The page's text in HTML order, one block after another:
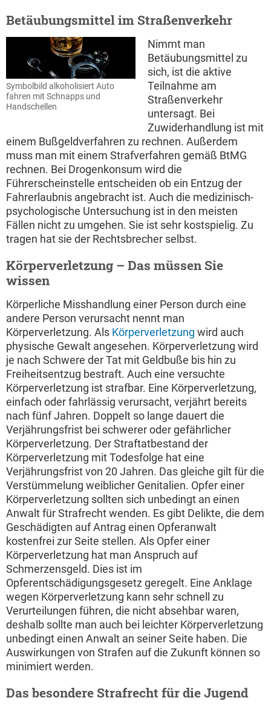
Betäubungsmittel im Straßenverkehr
Symbolbild alkoholisiert Auto
fahren mit Schnapps und
Handschellen
Nimmt man
Betäubungsmittel zu
sich, ist die aktive
Teilnahme am
Straßenverkehr
untersagt. Bei
Zuwiderhandlung ist mit
einem Bußgeldverfahren zu rechnen. Außerdem
muss man mit einem Strafverfahren gemäß BtMG
rechnen. Bei Drogenkonsum wird die
Führerscheinstelle entscheiden ob ein Entzug der
Fahrerlaubnis angebracht ist. Auch die medizinisch-
psychologische Untersuchung ist in den meisten
Fällen nicht zu umgehen. Sie ist sehr kostspielig. Zu
tragen hat sie der Rechtsbrecher selbst.
Körperverletzung – Das müssen Sie
wissen
Körperliche Misshandlung einer Person durch eine
andere Person verursacht nennt man
Körperverletzung. Als Körperverletzung wird auch
physische Gewalt angesehen. Körperverletzung wird
je nach Schwere der Tat mit Geldbuße bis hin zu
Freiheitsentzug bestraft. Auch eine versuchte
Körperverletzung ist strafbar. Eine Körperverletzung,
einfach oder fahrlässig verursacht, verjährt bereits
nach fünf Jahren. Doppelt so lange dauert die
Verjährungsfrist bei schwerer oder gefährlicher
Körperverletzung. Der Straftatbestand der
Körperverletzung mit Todesfolge hat eine
Verjährungsfrist von 20 Jahren. Das gleiche gilt für die
Verstümmelung weiblicher Genitalien. Opfer einer
Körperverletzung sollten sich unbedingt an einen
Anwalt für Strafrecht wenden. Es gibt Delikte, die dem
Geschädigten auf Antrag einen Opferanwalt
kostenfrei zur Seite stellen. Als Opfer einer
Körperverletzung hat man Anspruch auf
Schmerzensgeld. Dies ist im
Opferentschädigungsgesetz geregelt. Eine Anklage
wegen Körperverletzung kann sehr schnell zu
Verurteilungen führen, die nicht absehbar waren,
deshalb sollte man auch bei leichter Körperverletzung
unbedingt einen Anwalt an seiner Seite haben. Die
Auswirkungen von Strafen auf die Zukunft können so
minimiert werden.
Das besondere Strafrecht für die Jugend